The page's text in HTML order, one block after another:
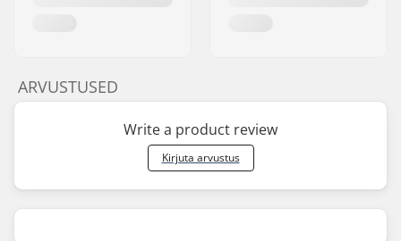
ARVUSTUSED
Write a product review
Kirjuta arvustus